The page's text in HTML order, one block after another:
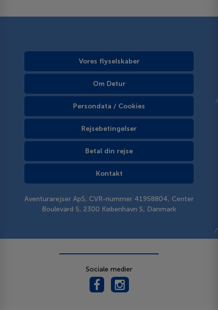
Vores flyselskaber
Om Detur
Persondata / Cookies
Rejsebetingelser
Betal din rejse
Kontakt
Aventurarejser ApS, CVR-nummer 41958804, Center
Boulevard 5, 2300 København S, Danmark
Sociale medier